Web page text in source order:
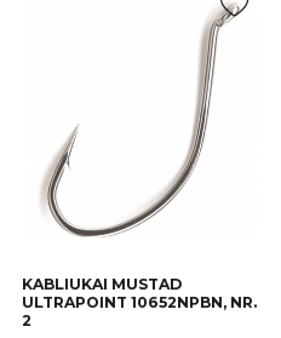
KABLIUKAI MUSTAD
ULTRAPOINT 10652NPBN, NR.
2